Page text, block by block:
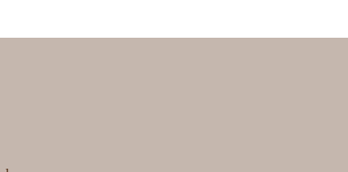
60 grader, og i en vaskepose. På den måde beskytter du
AF MUNDBIND: